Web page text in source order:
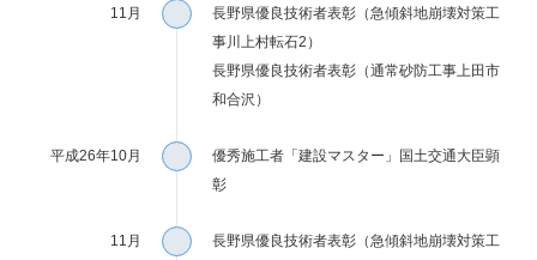
11月
長野県優良技術者表彰（急傾斜地崩壊対策工
事川上村転石2）
長野県優良技術者表彰（通常砂防工事上田市
和合沢）
平成26年10月
優秀施工者「建設マスター」国土交通大臣顕
彰
11月
長野県優良技術者表彰（急傾斜地崩壊対策工